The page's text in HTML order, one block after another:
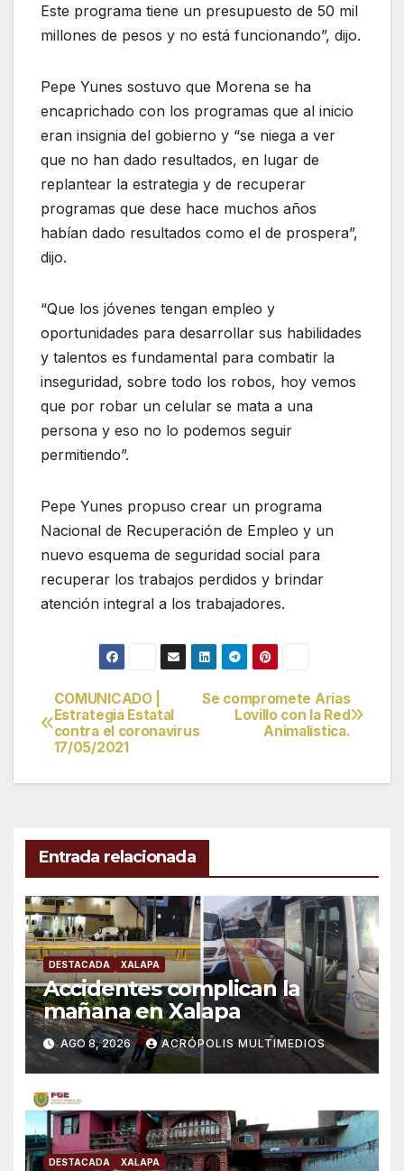
Este programa tiene un presupuesto de 50 mil
millones de pesos y no está funcionando”, dijo.
Pepe Yunes sostuvo que Morena se ha
encaprichado con los programas que al inicio
eran insignia del gobierno y “se niega a ver
que no han dado resultados, en lugar de
replantear la estrategia y de recuperar
programas que dese hace muchos años
habían dado resultados como el de prospera”,
dijo.
“Que los jóvenes tengan empleo y
oportunidades para desarrollar sus habilidades
y talentos es fundamental para combatir la
inseguridad, sobre todo los robos, hoy vemos
que por robar un celular se mata a una
persona y eso no lo podemos seguir
permitiendo”.
Pepe Yunes propuso crear un programa
Nacional de Recuperación de Empleo y un
nuevo esquema de seguridad social para
recuperar los trabajos perdidos y brindar
atención integral a los trabajadores.
Navegación
de
entradas
Se compromete Arias
Lovillo con la Red
Animalística.
COMUNICADO |
Estrategia Estatal
contra el coronavirus
17/05/2021
Entrada relacionada
DESTACADA XALAPA
Accidentes complican la
mañana en Xalapa
AGO 8, 2026 ACRÓPOLIS MULTIMEDIOS
DESTACADA XALAPA